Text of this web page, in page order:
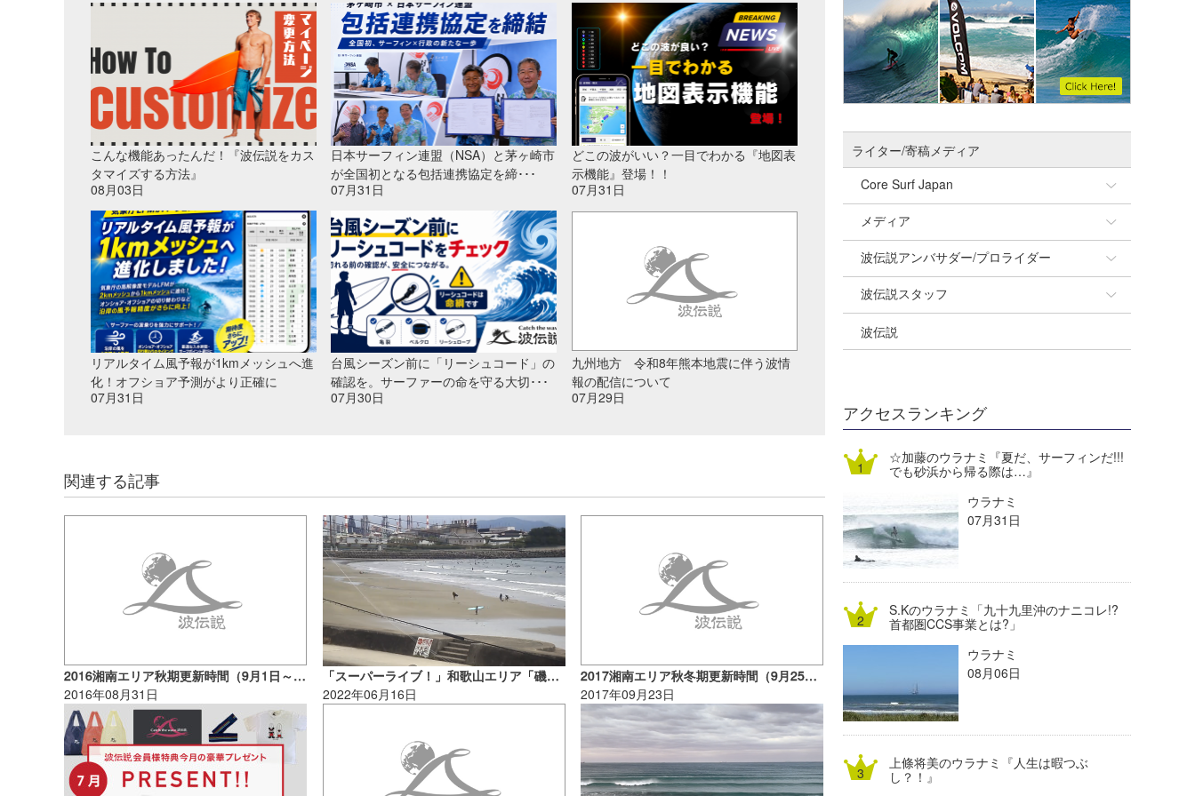
こんな機能あったんだ！『波伝説をカス
タマイズする方法』
08月03日
日本サーフィン連盟（NSA）と茅ヶ崎市
が全国初となる包括連携協定を締･･･
07月31日
どこの波がいい？一目でわかる『地図表
示機能』登場！！
07月31日
リアルタイム風予報が1kmメッシュへ進
化！オフショア予測がより正確に
07月31日
台風シーズン前に「リーシュコード」の
確認を。サーファーの命を守る大切･･･
07月30日
九州地方 令和8年熊本地震に伴う波情
報の配信について
07月29日
関連する記事
2016湘南エリア秋期更新時間（9月1日～）のお知らせ
2016年08月31日
「スーパーライブ！」和歌山エリア「磯ノ浦2」・湘南エリア「大磯」にカメラが追加！
2022年06月16日
2017湘南エリア秋冬期更新時間（9月25日～）のお知らせ
2017年09月23日
ライター/寄稿メディア
Core Surf Japan
Naoya Kimoto
mitsuteru Kamio
Yasunari Inoue
Yoshiyuki Obata
DELTA FORCE SURF
熊谷素子
メディア
SURFMEDIA
Colors MAGAZINE
WAVAL
波伝説アンバサダー/プロライダー
福島寿実子
中浦“JET”章
進士剛光
植村未来
NOBUFUKU
大野”MAR”修聖
喜納海人
波伝説スタッフ
☆加藤
Aichan
ECE
G◎Da
H
KID
KOBU
MIN
mitz
OYZ
波伝説
アクセスランキング
☆加藤のウラナミ『夏だ、サーフィンだ!!!
でも砂浜から帰る際は…』
ウラナミ
07月31日
S.Kのウラナミ「九十九里沖のナニコレ!?
首都圏CCS事業とは?」
ウラナミ
08月06日
上條将美のウラナミ『人生は暇つぶ
し？！』